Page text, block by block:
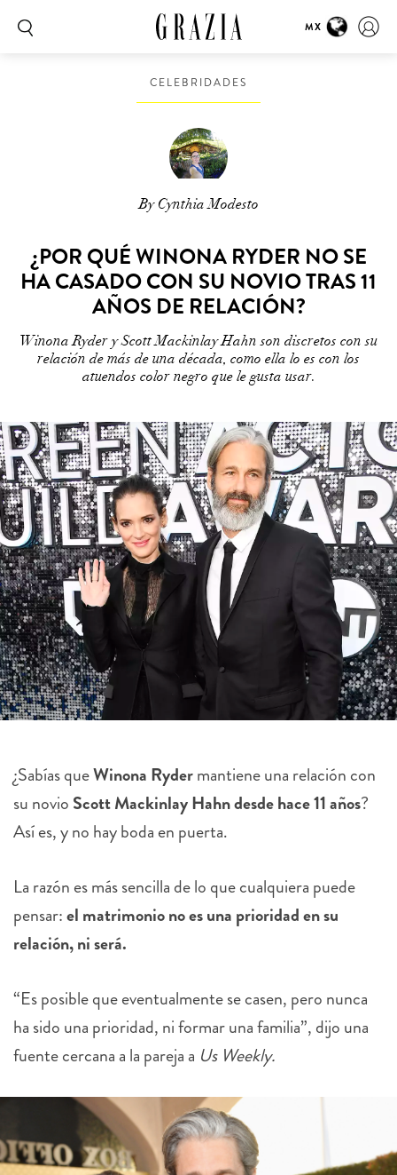
MX
CELEBRIDADES
By Cynthia Modesto
¿POR QUÉ WINONA RYDER NO SE
HA CASADO CON SU NOVIO TRAS 11
AÑOS DE RELACIÓN?
Winona Ryder y Scott Mackinlay Hahn son discretos con su
relación de más de una década, como ella lo es con los
atuendos color negro que le gusta usar.
¿Sabías queWinona Rydermantiene una relación con
su novio Scott Mackinlay Hahn desde hace 11 años?
Así es, y no hay boda en puerta.
La razón es más sencilla de lo que cualquiera puede
pensar:el matrimonio no es una prioridad en su
relación, ni será.
“Es posible que eventualmente se casen, pero nunca
ha sido una prioridad, ni formar una familia”, dijo una
fuente cercana a la pareja a Us Weekly.